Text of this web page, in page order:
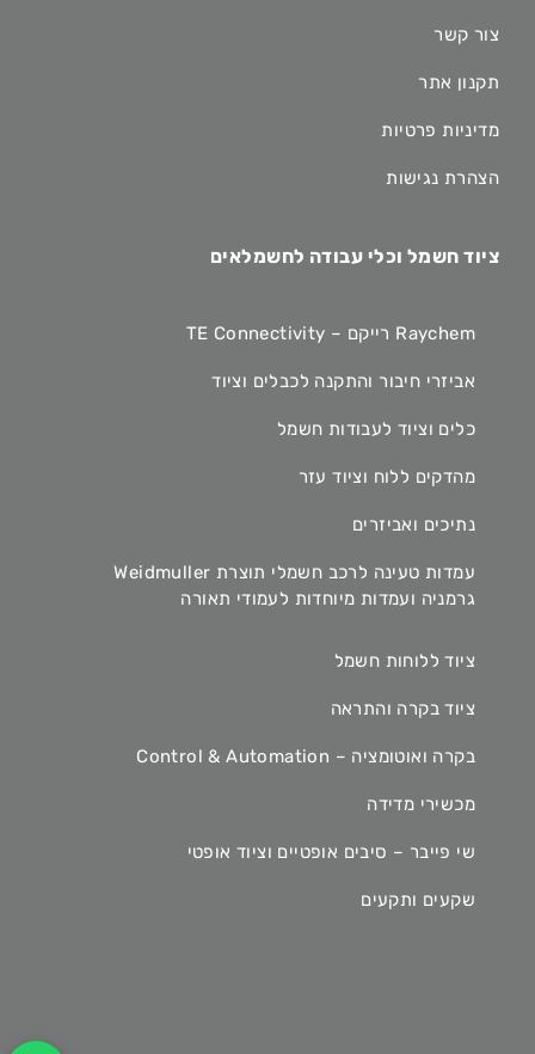
צור קשר
תקנון אתר
מדיניות פרטיות
הצהרת נגישות
ציוד חשמל וכלי עבודה לחשמלאים
Raychem רייקם – TE Connectivity
אביזרי חיבור והתקנה לכבלים וציוד
כלים וציוד לעבודות חשמל
מהדקים ללוח וציוד עזר
נתיכים ואביזרים
עמדות טעינה לרכב חשמלי תוצרת Weidmuller
גרמניה ועמדות מיוחדות לעמודי תאורה
ציוד ללוחות חשמל
ציוד בקרה והתראה
בקרה ואוטומציה – Control & Automation
מכשירי מדידה
שי פייבר – סיבים אופטיים וציוד אופטי
שקעים ותקעים